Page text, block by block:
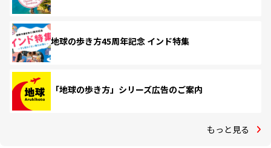
地球の歩き方45周年記念 インド特集
「地球の歩き方」シリーズ広告のご案内
もっと見る